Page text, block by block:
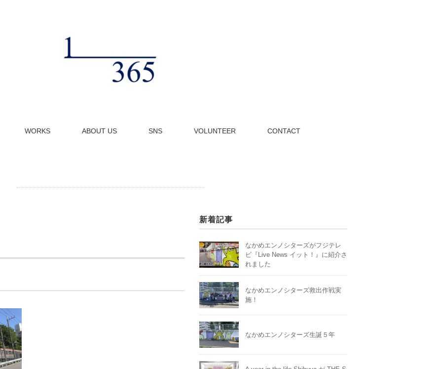
WORKS ABOUT US SNS VOLUNTEER CONTACT
新着記事
なかめエンノシターズがフジテレ
ビ『Live News イット！』に紹介さ
れました
なかめエンノシターズ救出作戦実
施！
なかめエンノシターズ生誕５年